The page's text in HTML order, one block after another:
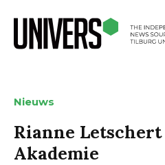
Nieuws
Rianne
Akademie